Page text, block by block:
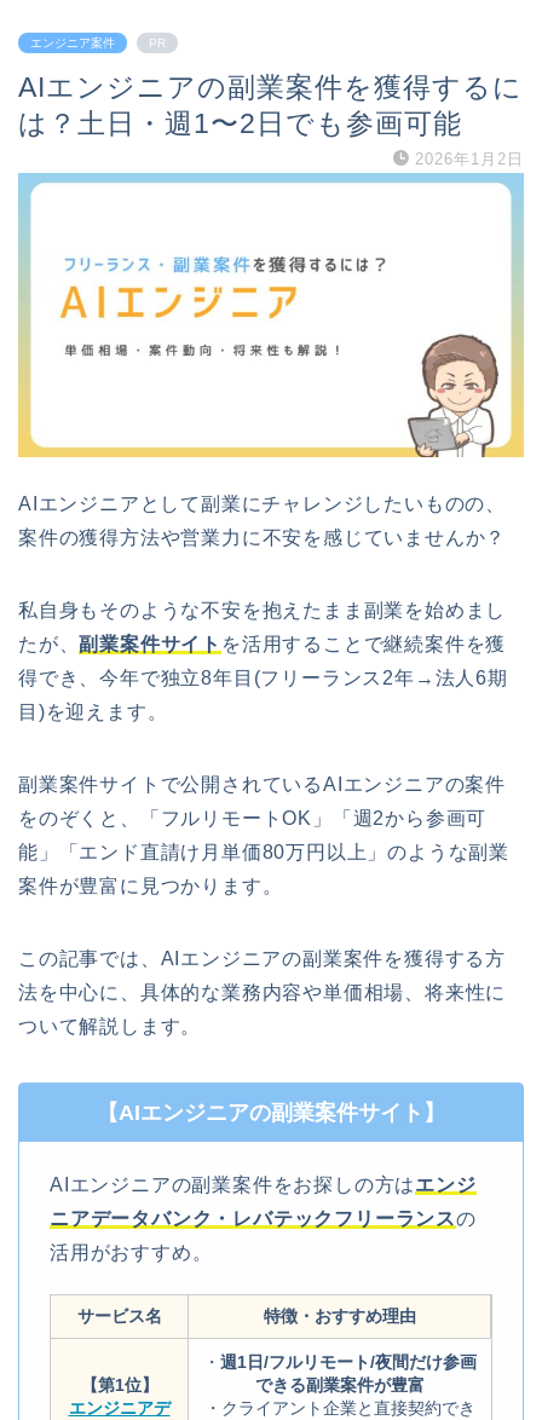
エンジニア案件 PR
AIエンジニアの副業案件を獲得するに
は？土日・週1〜2日でも参画可能
2026年1月2日
AIエンジニアとして副業にチャレンジしたいものの、
案件の獲得方法や営業力に不安を感じていませんか？
私自身もそのような不安を抱えたまま副業を始めまし
たが、副業案件サイト を活用することで継続案件を獲
得でき、今年で独立8年目(フリーランス2年→法人6期
目)を迎えます。
副業案件サイトで公開されているAIエンジニアの案件
をのぞくと、「フルリモートOK」「週2から参画可
能」「エンド直請け月単価80万円以上」のような副業
案件が豊富に見つかります。
この記事では、AIエンジニアの副業案件を獲得する方
法を中心に、具体的な業務内容や単価相場、将来性に
ついて解説します。
【AIエンジニアの副業案件サイト】
AIエンジニアの副業案件をお探しの方はエンジ
ニアデータバンク・レバテックフリーランスの
活用がおすすめ。
サービス名 特徴・おすすめ理由
【第1位】
エンジニアデ
・ 週1日/フルリモート/夜間だけ参画
できる副業案件が豊富
・クライアント企業と直接契約でき